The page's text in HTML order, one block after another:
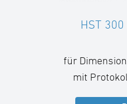
HST 300
für
mit